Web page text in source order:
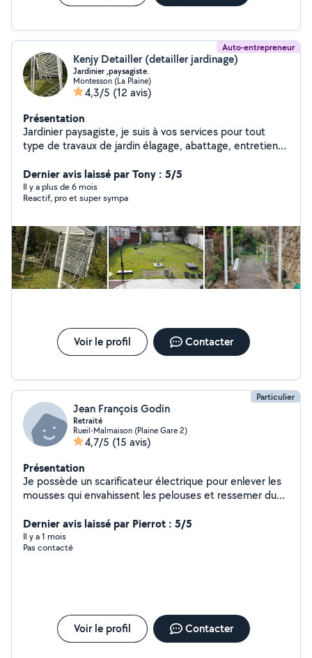
Auto-entrepreneur
Kenjy Detailler (detailler jardinage)
Jardinier ,paysagiste.
Montesson (La Plaine)
4,3/5 (12 avis)
Présentation
Jardinier paysagiste, je suis à vos services pour tout
type de travaux de jardin élagage, abattage, entretien
Dernier avis laissé par Tony : 5/5
Il y a plus de 6 mois
Reactif, pro et super sympa
Voir le profil Contacter
Particulier
Jean François Godin
Retraité
Rueil-Malmaison (Plaine Gare 2)
4,7/5 (15 avis)
Présentation
Je possède un scarificateur électrique pour enlever les
mousses qui envahissent les pelouses et ressemer du
déchets végétaux
Dernier avis laissé par Pierrot : 5/5
Il y a 1 mois
Pas contacté
Voir le profil Contacter